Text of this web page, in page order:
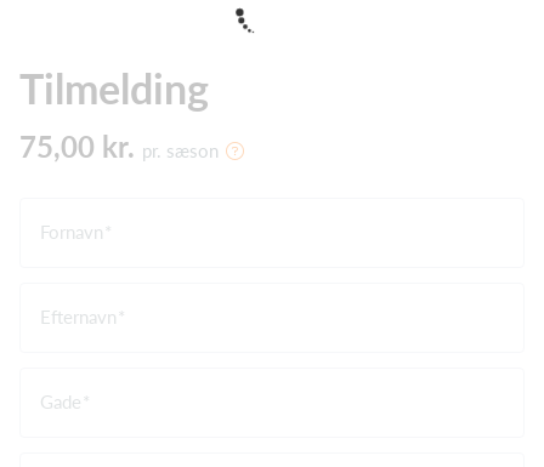
Tilmelding
75,00 kr. pr. sæson
Fornavn
Efternavn
Gade